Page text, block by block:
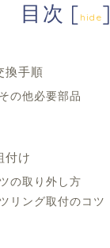
目次 [ hide]
換手順
の他必要部品
付け
の取り外し方
リング取付のコツ